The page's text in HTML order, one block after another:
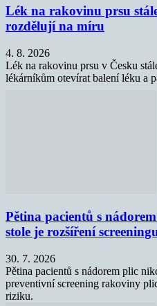
Lék na rakovinu prsu
rozdělují na míru
4. 8. 2026
Lék na rakovinu prsu v Česku
lékárníkům otevírat balení léku a
Pětina pacientů s
stole je rozšíření
30. 7. 2026
Pětina pacientů s nádorem plic
preventivní screening rakoviny
riziku.